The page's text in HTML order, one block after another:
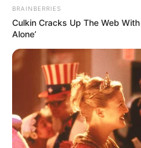
BRAINBERRIES
Culkin Cracks Up The Web
Alone’